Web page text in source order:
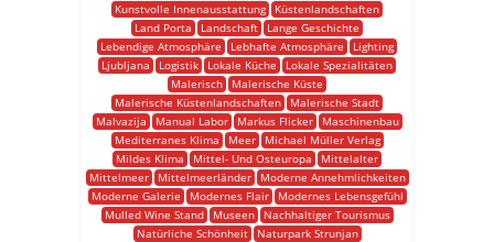
Kunstvolle Innenausstattung
Küstenlandschaften
Land Porta
Landschaft
Lange Geschichte
Lebendige Atmosphäre
Lebhafte Atmosphäre
Lighting
Ljubljana
Logistik Lokale Küche
Lokale Spezialitäten
Malerisch
Malerische Küste
Malerische Küstenlandschaften
Malerische Stadt
Malvazija
Manual Labor Markus Flicker
Maschinenbau
Mediterranes Klima
Meer
Michael Müller Verlag
Mildes Klima
Mittel- Und Osteuropa
Mittelalter
Mittelmeer
Mittelmeerländer
Moderne Annehmlichkeiten
Moderne Galerie
Modernes Flair
Modernes Lebensgefühl
Mulled Wine Stand
Museen
Nachhaltiger Tourismus
Natürliche Schönheit
Naturpark Strunjan